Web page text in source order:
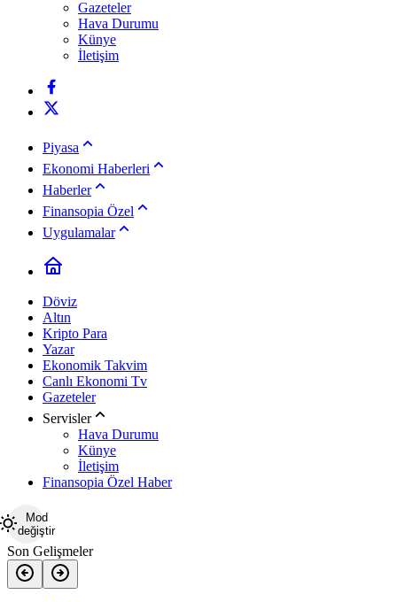
Gazeteler
Hava Durumu
Künye
İletişim
Piyasa
Ekonomi Haberleri
Haberler
Finansopia Özel
Uygulamalar
Döviz
Altın
Kripto Para
Yazar
Ekonomik Takvim
Canlı Ekonomi Tv
Gazeteler
Servisler
Hava Durumu
Künye
İletişim
Finansopia Özel Haber
Mod
değiştir
Son Gelişmeler